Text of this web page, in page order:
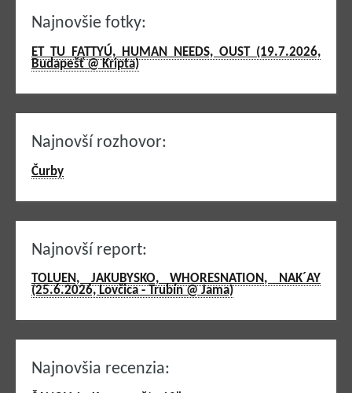
Najnovšie fotky:
ET TU FATTYÚ, HUMAN NEEDS, OUST (19.7.2026,
Budapešť @ Kripta)
Najnovší rozhovor:
Čurby
Najnovší report:
TOLUEN, JAKUBYSKO, WHORESNATION, NAK´AY
(25.6.2026, Lovčica - Trubín @ Jama)
Najnovšia recenzia: